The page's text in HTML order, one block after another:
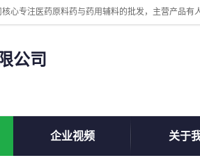
公司
企业视频 关于